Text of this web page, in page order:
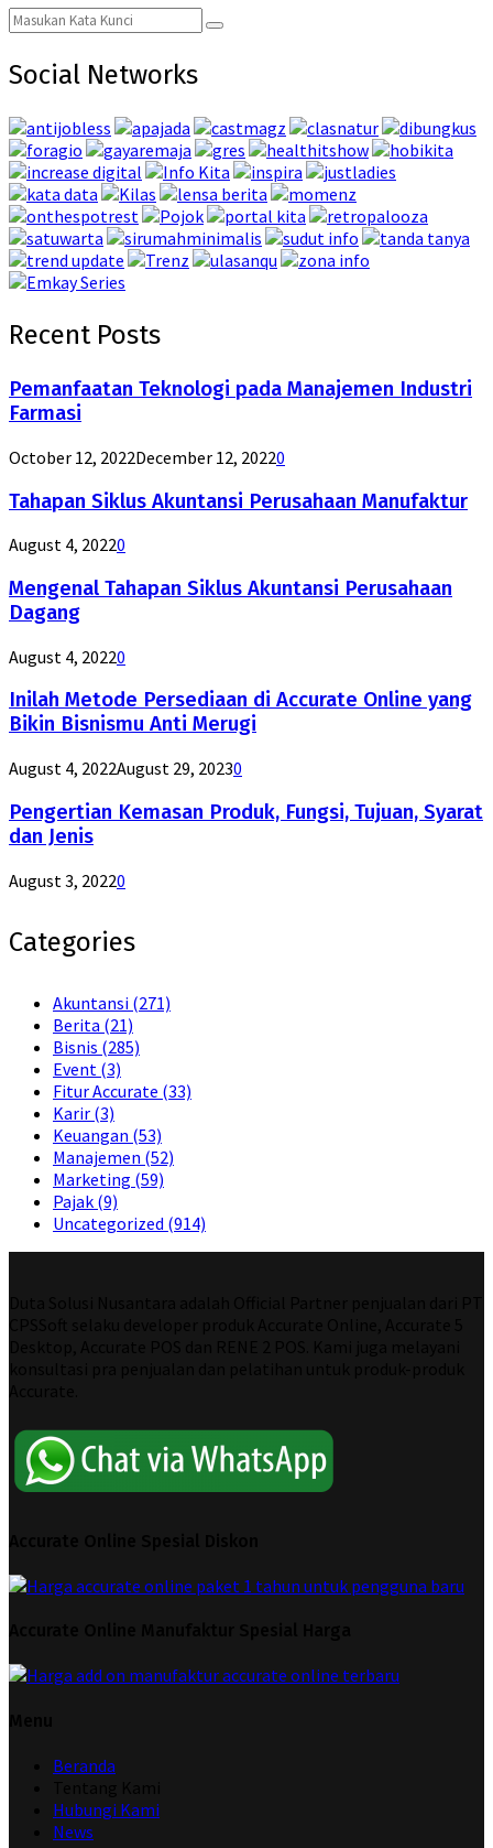
Search
for:
Search
Social Networks
Recent Posts
Pemanfaatan Teknologi pada Manajemen Industri
Farmasi
October 12, 2022December 12, 20220
Tahapan Siklus Akuntansi Perusahaan Manufaktur
August 4, 20220
Mengenal Tahapan Siklus Akuntansi Perusahaan
Dagang
August 4, 20220
Inilah Metode Persediaan di Accurate Online yang
Bikin Bisnismu Anti Merugi
August 4, 2022August 29, 20230
Pengertian Kemasan Produk, Fungsi, Tujuan, Syarat
dan Jenis
August 3, 20220
Categories
Akuntansi (271)
Berita (21)
Bisnis (285)
Event (3)
Fitur Accurate (33)
Karir (3)
Keuangan (53)
Manajemen (52)
Marketing (59)
Pajak (9)
Uncategorized (914)
Beranda
Hubungi Kami
News